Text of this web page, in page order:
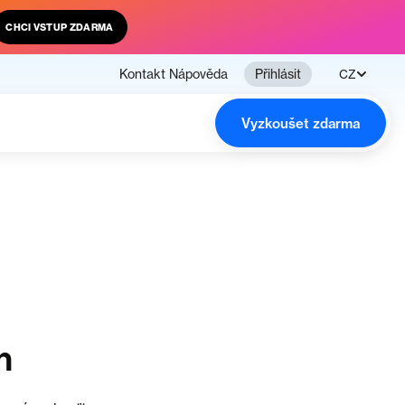
CHCI VSTUP ZDARMA
Kontakt Nápověda Přihlásit CZ
Vyzkoušet zdarma